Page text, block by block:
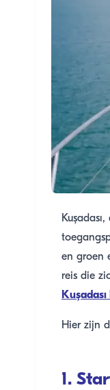
en groen
reis die
Hier zijn
1.